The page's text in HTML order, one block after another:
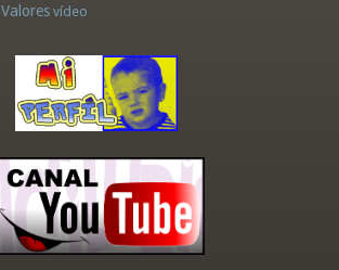
Valores vídeo